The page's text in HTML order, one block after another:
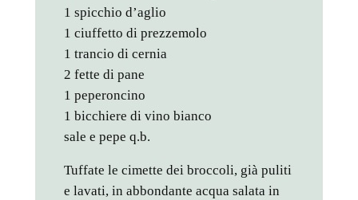
1 spicchio d’aglio
1 ciuffetto di prezzemolo
1 trancio di cernia
2 fette di pane
1 peperoncino
1 bicchiere di vino bianco
sale e pepe q.b.
Tuffate le cimette dei broccoli, già puliti
e lavati, in abbondante acqua salata in